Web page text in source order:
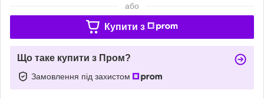
або
Купити з
Що таке купити з Пром?
Замовлення під захистом